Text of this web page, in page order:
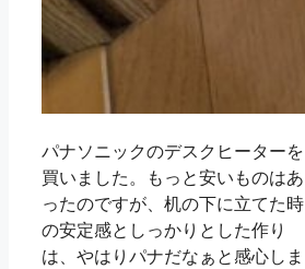
パナソニックのデスクヒーターを
買いました。もっと安いものはあ
ったのですが、机の下に立てた時
の安定感としっかりとした作り
は、やはりパナだなぁと感心しま